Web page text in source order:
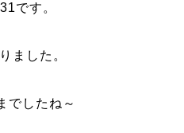
です。
ました。
でしたね～